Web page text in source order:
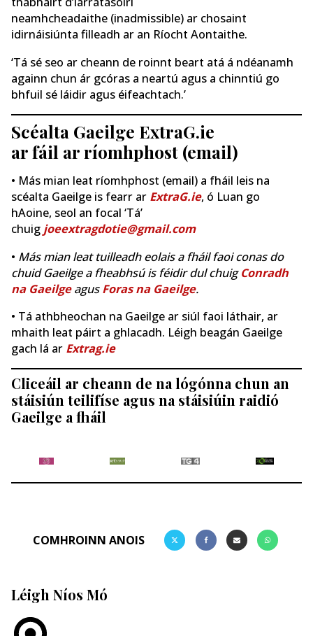
neamhcheadaithe (inadmissible) ar chosaint
idirnáisiúnta filleadh ar an Ríocht Aontaithe.
‘Tá sé seo ar cheann de roinnt beart atá á ndéanamh
againn chun ár gcóras a neartú agus a chinntiú go
bhfuil sé láidir agus éifeachtach.’
Scéalta Gaeilge ExtraG.ie
ar fáil ar ríomhphost (email)
• Más mian leat ríomhphost (email) a fháil leis na
scéalta Gaeilge is fearr ar ExtraG.ie, ó Luan go
hAoine, seol an focal ‘Tá’
chuig joeextragdotie@gmail.com
• Más mian leat tuilleadh eolais a fháil faoi conas do
chuid Gaeilge a fheabhsú is féidir dul chuigConradh
na GaeilgeagusForas na Gaeilge.
• Tá athbheochan na Gaeilge ar siúl faoi láthair, ar
mhaith leat páirt a ghlacadh. Léigh beagán Gaeilge
gach lá ar Extrag.ie
Cliceáil ar cheann de na lógónna chun an
stáisiún teilifíse agus na stáisiúin raidió
Gaeilge a fháil
COMHROINN ANOIS
Léigh Níos Mó